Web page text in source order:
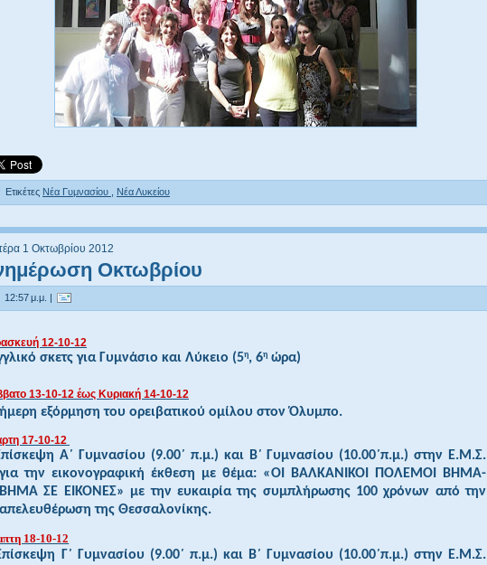
Ετικέτες Νέα Γυμνασίου Νέα Λυκείου
1 Οκτωβρίου 2012
Οκτωβρίου
12:57 μ.μ. |
12-10-12
σκετς για Γυμνάσιο και Λύκειο (5η, 6η ώρα)
13-10-12 έως Κυριακή 14-10-12
εξόρμηση του ορειβατικού ομίλου στον Όλυμπο.
17-10-12
Α΄ Γυμνασίου (9.00΄ π.μ.) και Β΄ Γυμνασίου (10.00΄π.μ.) στην Ε.Μ.Σ.
γιατην εικονογραφική έκθεση με θέμα: «ΟΙ ΒΑΛΚΑΝΙΚΟΙ ΠΟΛΕΜΟΙ ΒΗΜΑ-
ΒΗΜΑ ΣΕ ΕΙΚΟΝΕΣ» με την ευκαιρία της συμπλήρωσης 100 χρόνων από την
απελευθέρωση της Θεσσαλονίκης.
18-10-12
Γ΄ Γυμνασίου (9.00΄ π.μ.) και Β΄ Γυμνασίου (10.00΄π.μ.) στην Ε.Μ.Σ.